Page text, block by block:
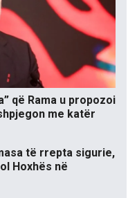
që Rama u propozoi
me katër
të rrepta sigurie,
Hoxhës në